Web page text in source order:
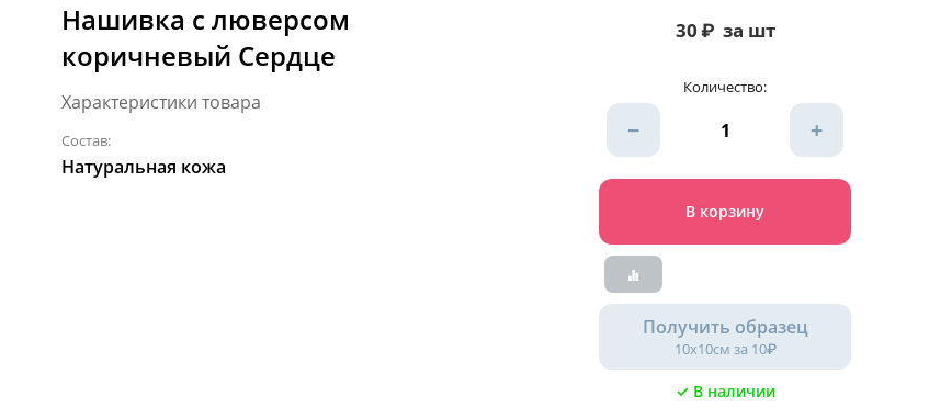
Нашивка с люверсом
коричневый Сердце
Характеристики товара
Состав:
Натуральная кожа
30₽ за шт
Количество:
+
−
В корзину
Получить образец
10х10см за 10₽
✓ В наличии